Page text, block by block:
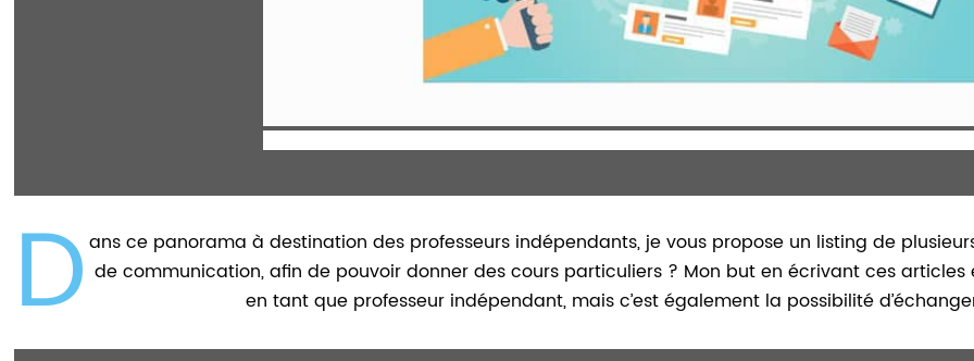
D ans ce panorama à destination des professeurs indépendants, je vous propose un listing de
de communication, afin de pouvoir donner des cours particuliers ? Mon but en écrivant ces
en tant que professeur indépendant, mais c’est également la possibilité